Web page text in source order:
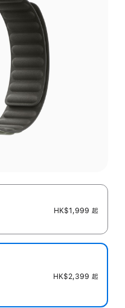
HK$1,999 起
HK$2,399 起